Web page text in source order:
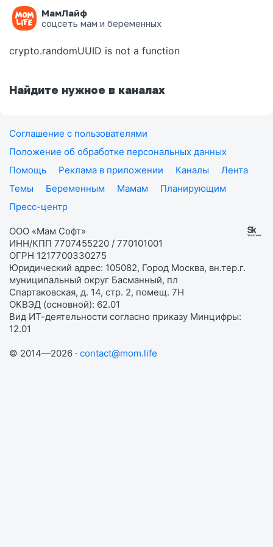
МамЛайф
соцсеть мам и беременных
Ошибка на странице
crypto.randomUUID is not a function
Найдите нужное в каналах
Соглашение с пользователями
Положение об обработке персональных данных
Помощь
Реклама в приложении Каналы
Лента
Темы
Беременным Мамам
Планирующим
Пресс-центр
ООО «Мам Софт»
ИНН/КПП 7707455220 / 770101001
ОГРН 1217700330275
Юридический адрес: 105082, Город Москва, вн.тер.г.
муниципальный округ Басманный, пл
Спартаковская, д. 14, стр. 2, помещ. 7Н
ОКВЭД (основной): 62.01
Вид ИТ-деятельности согласно приказу Минцифры:
12.01
© 2014—2026 · contact@mom.life